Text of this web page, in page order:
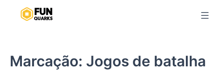
Marcação: Jogos de batalha